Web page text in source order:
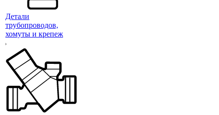
Детали
трубопроводов,
хомуты и крепеж